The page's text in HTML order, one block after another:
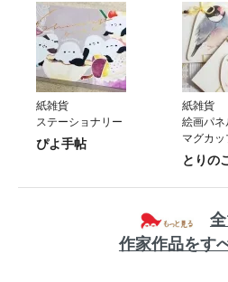
紙雑貨
ステーショナリー
ぴよ手帖
紙雑貨
絵画パネ
マグカッ
とりの
作家作品をす